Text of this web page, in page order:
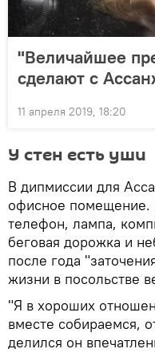
"Величайшее
сделают с
11 апреля 2019, 18:20
У стен есть уши
В дипмиссии для
офисное помещение.
телефон, лампа,
беговая дорожка и
после года
жизни в посольстве
"Я в хороших
вместе собираемся,
делился он